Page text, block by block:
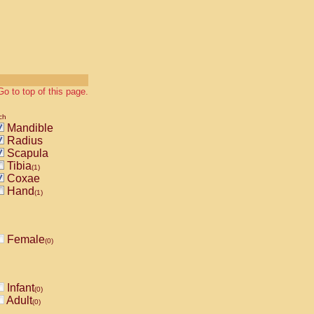
to top of this page.
Mandible
Radius
Scapula
Tibia(1)
Coxae
Hand(1)
Female(0)
Infant(0)
Adult(0)